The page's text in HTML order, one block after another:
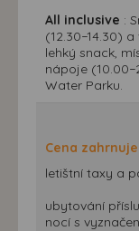
All inclusive :
(12.30−14.30)
lehký snack,
nápoje
Water Parku.
Cena zahrnuje
letištní taxy a
ubytování
nocí s